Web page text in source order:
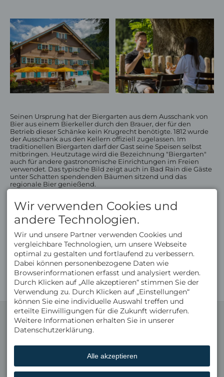
Wanderhotel Oberstaufen
Naturpark Nagelfluhkette
Premiumwanderwege
Wanderangebote
Golfhotel Oberstaufen
Golfangebote
Golfturnierwochen
Gratis Golf
Panoramagolf
Seinen Ursprung hat der Biergarten aus dem Ausschank von
Bier aus einem Bierkeller durch den Brauer, der für den
Betrieb dieser Schänke kein Krugrecht benötigte. 1812 wurde
der Ausschank aus den Kellern offiziell zugelassen. Im
traditionellen Biergarten darf der Gast seine Speisen selbst
mitbringen. Heutzutage wird die Bezeichnung "Biergarten"
auch für andere gastronomische Einrichtungen im Freien
verwendet. Das typische Bild zeigt auch in Bad Rain die Gäste
unter Schatten spendenden Bäumen sitzend und das
regionale Bier genießend.
KONTAKT
Michael Kirchmann
Hinterstaufen 9
DEUTSCHLAND
info@bad-rain.de
NÜTZLICHE LINKS
Gästebewertungen
Newsletter-Anmeldung
Gutscheine
Broschüre
Wir verwenden Cookies und
andere Technologien.
Wir und unsere Partner verwenden Cookies und
vergleichbare Technologien, um unsere Webseite
optimal zu gestalten und fortlaufend zu verbessern.
Dabei können personenbezogene Daten wie
Browserinformationen erfasst und analysiert werden.
Durch Klicken auf „Alle akzeptieren“ stimmen Sie der
Verwendung zu. Durch Klicken auf „Einstellungen“
können Sie eine individuelle Auswahl treffen und
erteilte Einwilligungen für die Zukunft widerrufen.
Weitere Informationen erhalten Sie in unserer
Datenschutzerklärung.
Alle akzeptieren